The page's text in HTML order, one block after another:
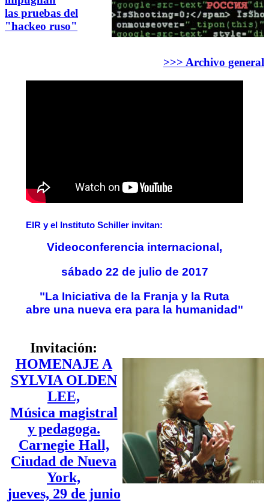
las pruebas del
"hackeo ruso"
>>> Archivo general
EIR y el Instituto Schiller invitan:
Videoconferencia internacional,
sábado 22 de julio de 2017
"La Iniciativa de la Franja y la Ruta
abre una nueva era para la humanidad"
Invitación:
HOMENAJE A
SYLVIA OLDEN
LEE,
Música magistral
y pedagoga.
Carnegie Hall,
Ciudad de Nueva
York,
jueves, 29 de junio